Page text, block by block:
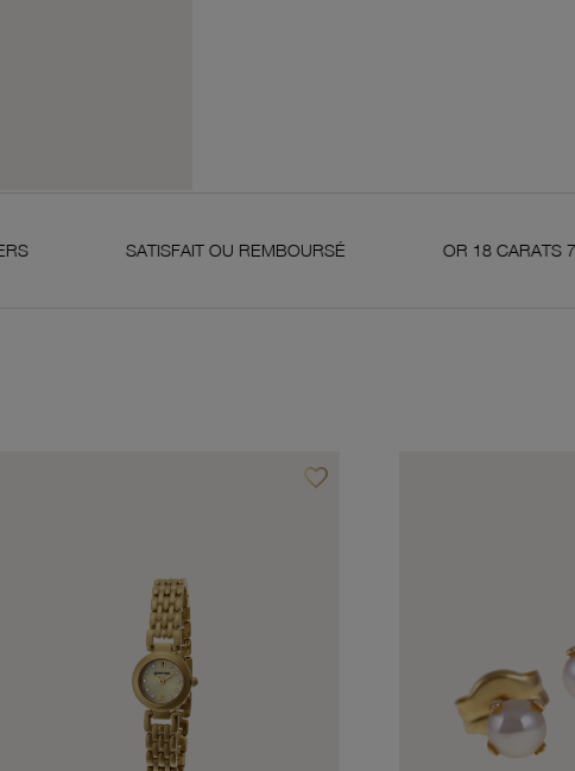
SATISFAIT OU REMBOURSÉ OR 18 CARATS 750 MILLIÈMES
favorite_borderAjouter à vos favoris